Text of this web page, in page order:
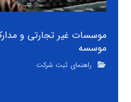
موسسات غیر تجارتی و
موسسه
راهنمای ثبت شرکت